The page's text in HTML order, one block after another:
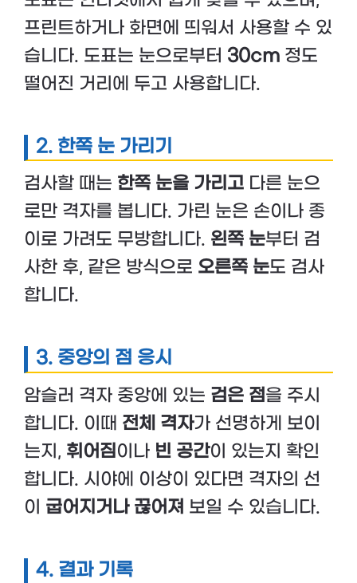
프린트하거나 화면에 띄워서 사용할 수 있
습니다. 도표는 눈으로부터 30cm 정도
떨어진 거리에 두고 사용합니다.
2. 한쪽 눈 가리기
검사할 때는 한쪽 눈을 가리고 다른 눈으
로만 격자를 봅니다. 가린 눈은 손이나 종
이로 가려도 무방합니다. 왼쪽 눈부터 검
사한 후, 같은 방식으로 오른쪽 눈도 검사
합니다.
3. 중앙의 점 응시
암슬러 격자 중앙에 있는 검은 점을 주시
합니다. 이때 전체 격자가 선명하게 보이
는지, 휘어짐이나 빈 공간이 있는지 확인
합니다. 시야에 이상이 있다면 격자의 선
이 굽어지거나 끊어져 보일 수 있습니다.
4. 결과 기록